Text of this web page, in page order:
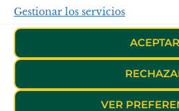
Gestionar los servicios
ACEPTAR
VER
Junta Directiva
Publicado en
Etiquetas fiscal y fronteras GRUPO
FISCAL Y FRONTERAS